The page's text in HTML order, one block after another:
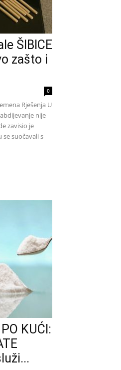
ŠIBICE
zašto i
0
Rješenja U
nije
zavisio je
suočavali s
KUĆI: